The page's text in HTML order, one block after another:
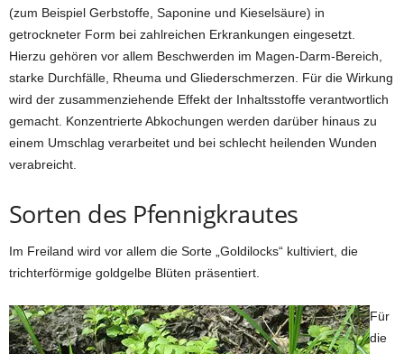
(zum Beispiel Gerbstoffe, Saponine und Kieselsäure) in
getrockneter Form bei zahlreichen Erkrankungen eingesetzt.
Hierzu gehören vor allem Beschwerden im Magen-Darm-Bereich,
starke Durchfälle, Rheuma und Gliederschmerzen. Für die Wirkung
wird der zusammenziehende Effekt der Inhaltsstoffe verantwortlich
gemacht. Konzentrierte Abkochungen werden darüber hinaus zu
einem Umschlag verarbeitet und bei schlecht heilenden Wunden
verabreicht.
Sorten des Pfennigkrautes
Im Freiland wird vor allem die Sorte „Goldilocks“ kultiviert, die
trichterförmige goldgelbe Blüten präsentiert.
Für
die